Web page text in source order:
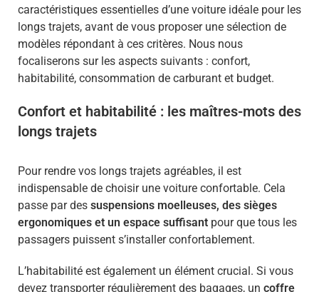
caractéristiques essentielles d’une voiture idéale pour les
longs trajets, avant de vous proposer une sélection de
modèles répondant à ces critères. Nous nous
focaliserons sur les aspects suivants : confort,
habitabilité, consommation de carburant et budget.
Confort et habitabilité : les maîtres-mots des
longs trajets
Pour rendre vos longs trajets agréables, il est
indispensable de choisir une voiture confortable. Cela
passe par des suspensions moelleuses, des sièges
ergonomiques et un espace suffisant pour que tous les
passagers puissent s’installer confortablement.
L’habitabilité est également un élément crucial. Si vous
devez transporter régulièrement des bagages, un coffre